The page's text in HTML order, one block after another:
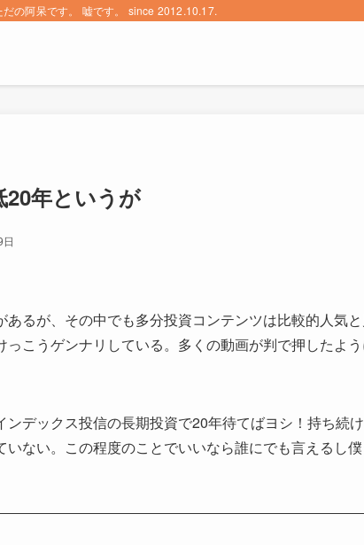
の阿呆です。 嘘です。 since 2012.10.17.
20年というが
あるが、その中でも多分投資コンテンツは比較的人気
こうゲンナリしている。多くの動画が判で押したよ
ンデックス投信の長期投資で20年待てばヨシ！持ち続
いない。この程度のことでいいなら誰にでも言えるし